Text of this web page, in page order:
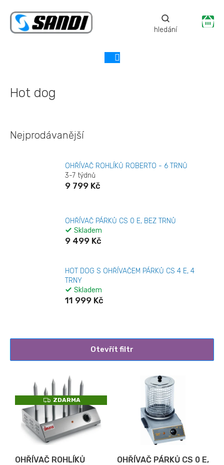
obsah
Hot dog
Nejprodávanější
OHŘÍVAČ ROHLÍKŮ ROBERTO - 6 TRNŮ
3-7 týdnů
9 799 Kč
OHŘÍVAČ PÁRKŮ CS 0 E, BEZ TRNŮ
Skladem
9 499 Kč
HOT DOG S OHŘÍVAČEM PÁRKŮ CS 4 E, 4
TRNY
Skladem
11 999 Kč
Otevřít filtr
p
Z
D
A
R
M
A
ZDARMA
OHŘÍVAČ ROHLÍKŮ
OHŘÍVAČ PÁRKŮ CS 0 E,